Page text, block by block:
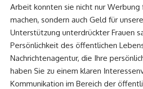
Arbeit konnten sie nicht nur Werbung
machen, sondern auch Geld für
Unterstützung unterdrückter Frauen
Persönlichkeit des öffentlichen
Nachrichtenagentur, die Ihre
haben Sie zu einem klaren
Kommunikation im Bereich der